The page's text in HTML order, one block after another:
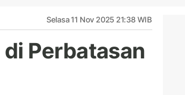
Selasa 11 Nov 2025 21:38 WIB
Perbatasan